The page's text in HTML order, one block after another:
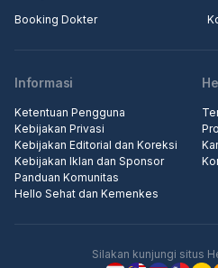
Booking Dokter
Informasi
Ketentuan Pengguna
Kebijakan Privasi
Kebijakan Editorial dan Koreksi
Kebijakan Iklan dan Sponsor
Panduan Komunitas
Hello Sehat dan Kemenkes
Silakan kunjungi situs